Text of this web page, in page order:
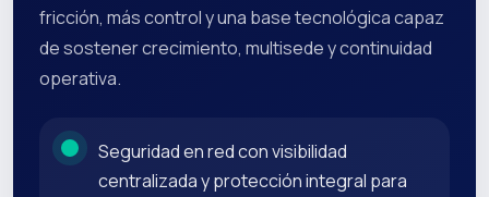
fricción, más control y una base tecnológica capaz
de sostener crecimiento, multisede y continuidad
operativa.
Seguridad en red con visibilidad
centralizada y protección integral para